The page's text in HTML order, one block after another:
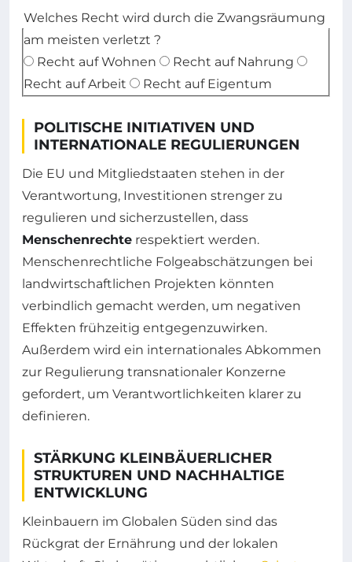
Welches Recht wird durch die Zwangsräumung
am meisten verletzt ?
Recht auf Wohnen
Recht auf Nahrung
Recht auf Arbeit
Recht auf Eigentum
POLITISCHE INITIATIVEN UND
INTERNATIONALE REGULIERUNGEN
Die EU und Mitgliedstaaten stehen in der
Verantwortung, Investitionen strenger zu
regulieren und sicherzustellen, dass
Menschenrechte respektiert werden.
Menschenrechtliche Folgeabschätzungen bei
landwirtschaftlichen Projekten könnten
verbindlich gemacht werden, um negativen
Effekten frühzeitig entgegenzuwirken.
Außerdem wird ein internationales Abkommen
zur Regulierung transnationaler Konzerne
gefordert, um Verantwortlichkeiten klarer zu
definieren.
STÄRKUNG KLEINBÄUERLICHER
STRUKTUREN UND NACHHALTIGE
ENTWICKLUNG
Kleinbauern im Globalen Süden sind das
Rückgrat der Ernährung und der lokalen